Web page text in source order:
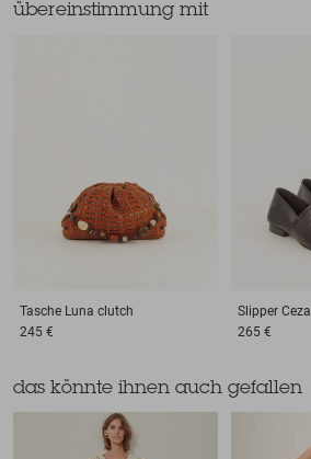
übereinstimmung mit
Tasche Luna clutch
245 €
Slipper Ceza
265 €
das könnte ihnen auch gefallen